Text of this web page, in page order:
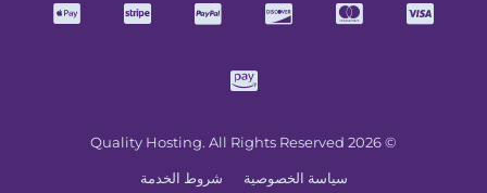
© 2026 Quality Hosting. All Rights Reserved
سياسة الخصوصية شروط الخدمة